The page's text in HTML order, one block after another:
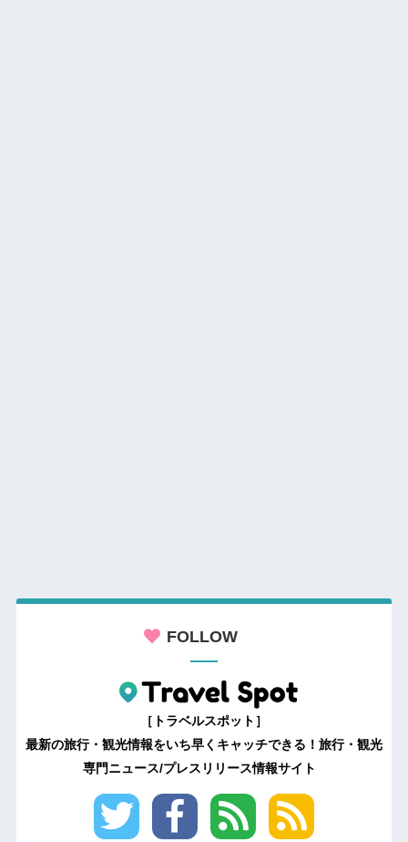
FOLLOW
［トラベルスポット］
最新の旅行・観光情報をいち早くキャッチできる！旅行・観光
専門ニュース/プレスリリース情報サイト